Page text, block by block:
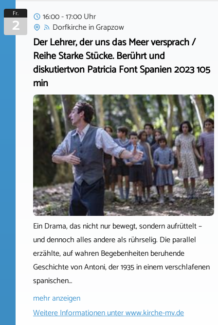
Fr.
2
16:00 - 17:00 Uhr
DorfkircheinGrapzow
Der Lehrer, der uns das Meer versprach /
Reihe Starke Stücke. Berührt und
diskutiertvon Patricia Font Spanien 2023 105
min
Ein Drama, das nicht nur bewegt, sondern aufrüttelt –
und dennoch alles andere als rührselig. Die parallel
erzählte, auf wahren Begebenheiten beruhende
Geschichte von Antoni, der 1935 in einem verschlafenen
spanischen…
mehr anzeigen
Weitere Informationen unterwww.kirche-mv.de